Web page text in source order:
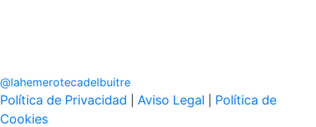
@lahemerotecadelbuitre
Política de Privacidad Aviso Legal
Política de
Cookies